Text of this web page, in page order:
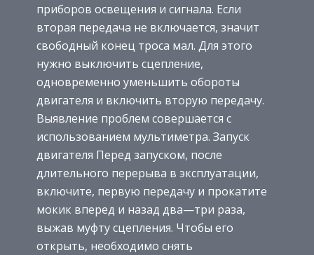
приборов освещения и сигнала. Если
вторая передача не включается, значит
свободный конец троса мал. Для этого
нужно выключить сцепление,
одновременно уменьшить обороты
двигателя и включить вторую передачу.
Выявление проблем совершается с
использованием мультиметра. Запуск
двигателя Перед запуском, после
длительного перерыва в эксплуатации,
включите, первую передачу и прокатите
мокик вперед и назад два—три раза,
выжав муфту сцепления. Чтобы его
открыть, необходимо снять